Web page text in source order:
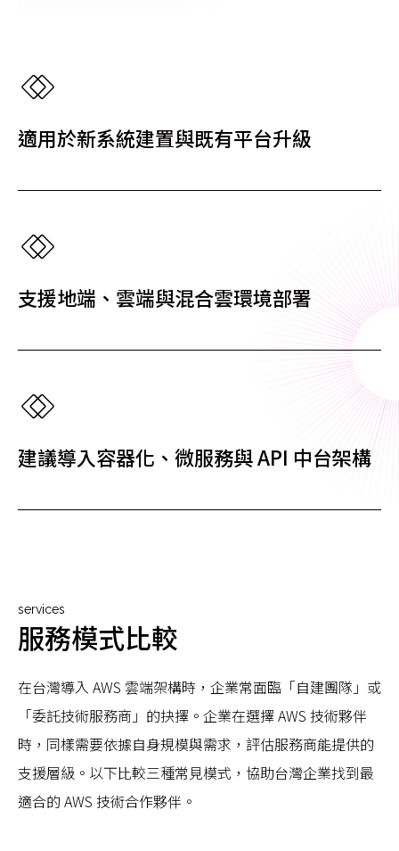
適用於新系統建置與既有平台升級
支援地端、雲端與混合雲環境部署
建議導入容器化、微服務與 API 中台架構
services
服務模式比較
在台灣導入 AWS 雲端架構時，企業常面臨「自建團隊」或
「委託技術服務商」的抉擇。企業在選擇 AWS 技術夥伴
時，同樣需要依據自身規模與需求，評估服務商能提供的
支援層級。以下比較三種常見模式，協助台灣企業找到最
適合的 AWS 技術合作夥伴。